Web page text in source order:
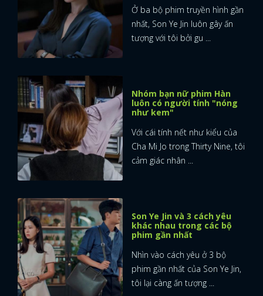
Ở ba bộ phim truyền hình gần
nhất, Son Ye Jin luôn gây ấn
tượng với tôi bởi gu ...
Nhóm bạn nữ phim Hàn
luôn có người tính "nóng
như kem"
Với cái tính nết như kiểu của
Cha Mi Jo trong Thirty Nine, tôi
cảm giác nhân ...
Son Ye Jin và 3 cách yêu
khác nhau trong các bộ
phim gần nhất
Nhìn vào cách yêu ở 3 bộ
phim gần nhất của Son Ye Jin,
tôi lại càng ấn tượng ...